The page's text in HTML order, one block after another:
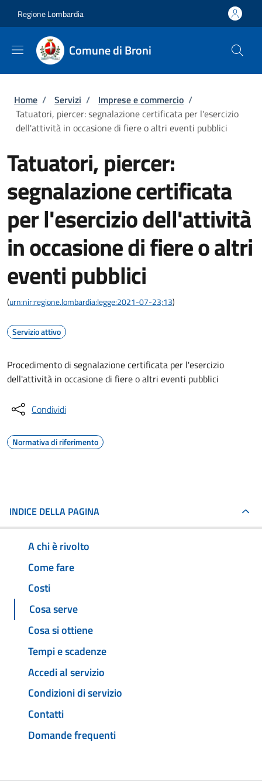
Regione Lombardia
Comune di Broni
Briciole di pane
Home / Servizi / Imprese e commercio /
Tatuatori, piercer: segnalazione certificata per l'esercizio
dell'attività in occasione di fiere o altri eventi pubblici
Tatuatori, piercer:
segnalazione certificata
per l'esercizio dell'attività
in occasione di fiere o altri
eventi pubblici
(urn:nir:regione.lombardia:legge:2021-07-23;13)
Servizio attivo
Procedimento di segnalazione certificata per l'esercizio
dell'attività in occasione di fiere o altri eventi pubblici
Condividi
Normativa di riferimento
INDICE DELLA PAGINA
A chi è rivolto
Come fare
Costi
Cosa serve
Cosa si ottiene
Tempi e scadenze
Accedi al servizio
Condizioni di servizio
Contatti
Domande frequenti